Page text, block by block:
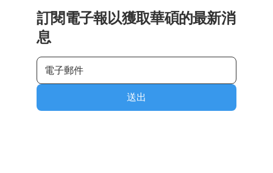
訂閱電子報以獲取華碩的最新消
息
送出